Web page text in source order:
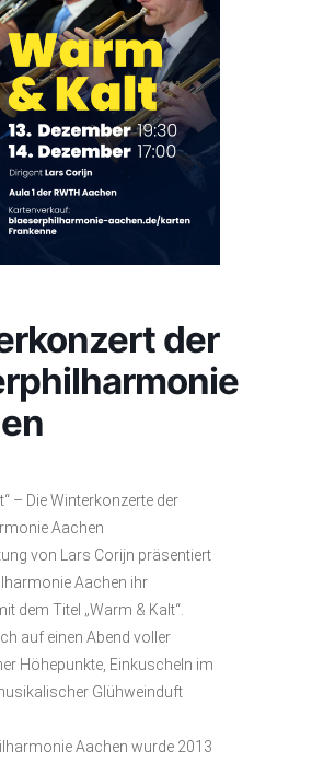
der
– Die Winterkonzerte der
Aachen
von Lars Corijn präsentiert
Aachen ihr
dem Titel „Warm & Kalt“.
auf einen Abend voller
Höhepunkte, Einkuscheln im
Glühweinduft
Aachen wurde 2013